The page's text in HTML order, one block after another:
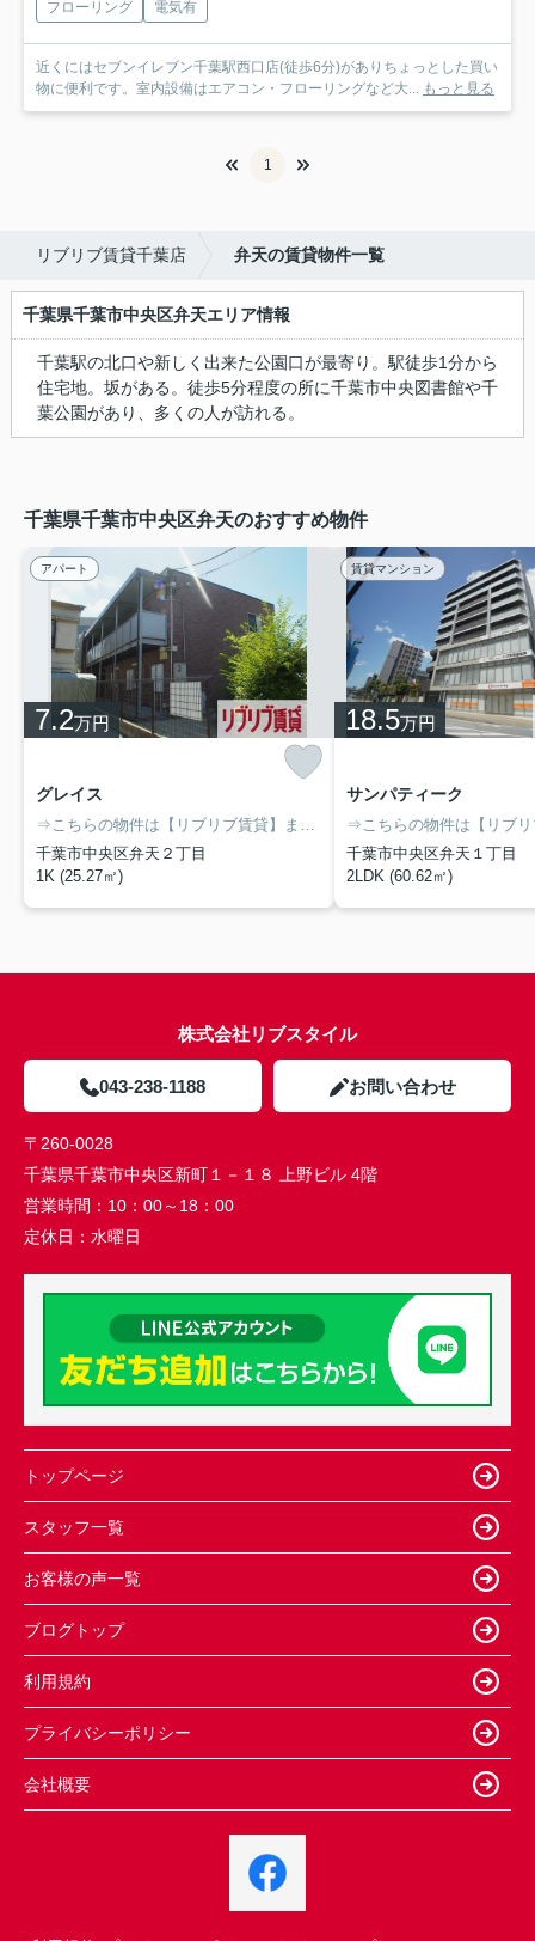
フローリング
電気有
近くにはセブンイレブン千葉駅西口店(徒歩6分)がありちょっとした買い
物に便利です。室内設備はエアコン・フローリングなど大... もっと見る
1
リブリブ賃貸千葉店 弁天の賃貸物件一覧
千葉県千葉市中央区弁天エリア情報
千葉駅の北口や新しく出来た公園口が最寄り。駅徒歩1分から
住宅地。坂がある。徒歩5分程度の所に千葉市中央図書館や千
葉公園があり、多くの人が訪れる。
千葉県千葉市中央区弁天のおすすめ物件
アパート
7.2万円
グレイス
⇒こちらの物件は【リブリブ賃貸】までお問い合わせ下さい。
千葉市中央区弁天２丁目
1K (25.27㎡)
賃貸マンション
18.5万円
サンパティーク
千葉市中央区弁天１丁目
2LDK (60.62㎡)
株式会社リブスタイル
043-238-1188 お問い合わせ
〒260-0028
千葉県千葉市中央区新町１－１８ 上野ビル 4階
営業時間： 10：00～18：00
定休日： 水曜日
トップページ
スタッフ一覧
お客様の声一覧
ブログトップ
利用規約
プライバシーポリシー
会社概要